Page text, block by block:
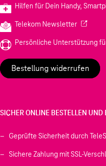
Hilfen für Dein Handy,
Telekom Newsletter(Wird in
Persönliche Unterstützung
Bestellung widerrufen
SICHER ONLINE BESTELLEN UND
Geprüfte Sicherheit durch
Sichere Zahlung mit SSL-